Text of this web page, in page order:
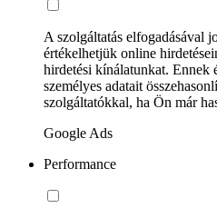
A szolgáltatás elfogadásával
értékelhetjük online
hirdetési kínálatunkat. Ennek
személyes adatait
szolgáltatókkal, ha Ön már
Google Ads
Performance